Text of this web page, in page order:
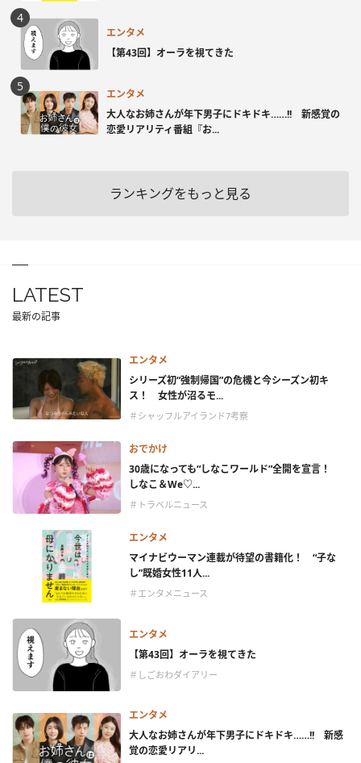
エンタメ
【第43回】オーラを視てきた
エンタメ
大人なお姉さんが年下男子にドキドキ……!! 新感覚の
恋愛リアリティ番組『お...
ランキングをもっと見る
LATEST
最新の記事
エンタメ
シリーズ初“強制帰国”の危機と今シーズン初キ
ス！ 女性が沼るモ...
＃シャッフルアイランド7考察
おでかけ
30歳になっても“しなこワールド”全開を宣言！
しなこ＆We♡...
＃トラベルニュース
エンタメ
マイナビウーマン連載が待望の書籍化！ “子な
し”既婚女性11人...
＃エンタメニュース
エンタメ
【第43回】オーラを視てきた
＃しごおわダイアリー
エンタメ
大人なお姉さんが年下男子にドキドキ……!! 新感
覚の恋愛リアリ...